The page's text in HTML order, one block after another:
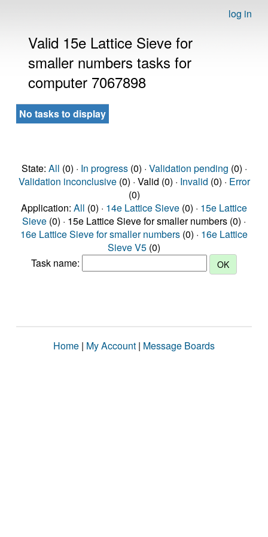
log in
Valid 15e Lattice Sieve for
smaller numbers tasks for
computer 7067898
No tasks to display
State: All (0) · In progress(0) · Validation pending (0) ·
Validation inconclusive(0) · Valid (0) · Invalid (0) · Error
(0)
Application: All (0) · 14e Lattice Sieve (0) · 15e Lattice
Sieve (0) · 15e Lattice Sieve for smaller numbers (0) ·
16e Lattice Sieve for smaller numbers (0) · 16e Lattice
Sieve V5 (0)
Task name:
Home | My Account | Message Boards